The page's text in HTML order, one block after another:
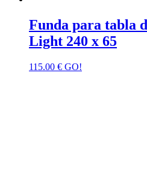
Funda para tabla
Light 240 x 65
115.00 € GO!